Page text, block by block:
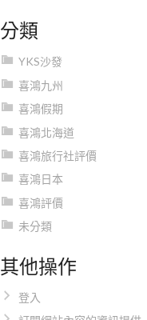
分類
YKS沙發
喜鴻九州
喜鴻假期
喜鴻北海道
喜鴻旅行社評價
喜鴻日本
喜鴻評價
未分類
其他操作
登入